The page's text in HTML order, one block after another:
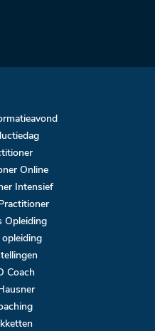
Online
Intensief
Opleiding
Coach